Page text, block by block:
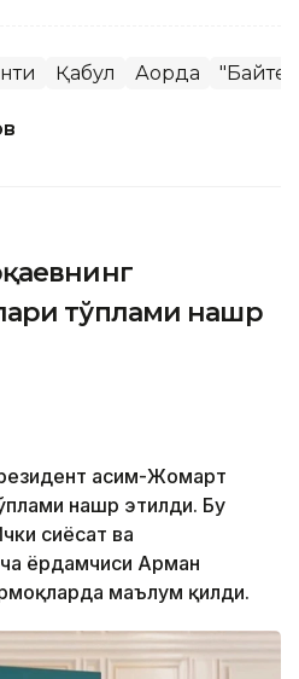
Қабул Ақорда
тўплами нашр
Қасим-Жомарт
нашр этилди. Бу
сиёсат ва
ёрдамчиси Арман
маълум қилди.